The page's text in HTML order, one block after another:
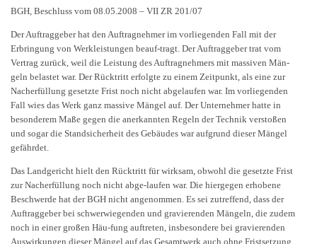
BGH, Beschluss vom 08.05.2008 – VII ZR 201/07
Der Auftraggeber hat den Auftragnehmer im vorliegenden Fall mit der
Erbringung von Werkleistungen beauf-tragt. Der Auftraggeber trat vom
Vertrag zurück, weil die Leistung des Auftragnehmers mit massiven Män-
geln belastet war. Der Rücktritt erfolgte zu einem Zeitpunkt, als eine zur
Nacherfüllung gesetzte Frist noch nicht abgelaufen war. Im vorliegenden
Fall wies das Werk ganz massive Mängel auf. Der Unternehmer hatte in
besonderem Maße gegen die anerkannten Regeln der Technik verstoßen
und sogar die Standsicherheit des Gebäudes war aufgrund dieser Mängel
gefährdet.
Das Landgericht hielt den Rücktritt für wirksam, obwohl die gesetzte Frist
zur Nacherfüllung noch nicht abge-laufen war. Die hiergegen erhobene
Beschwerde hat der BGH nicht angenommen. Es sei zutreffend, dass der
Auftraggeber bei schwerwiegenden und gravierenden Mängeln, die zudem
noch in einer großen Häu-fung auftreten, insbesondere bei gravierenden
Auswirkungen dieser Mängel auf das Gesamtwerk auch ohne Fristsetzung